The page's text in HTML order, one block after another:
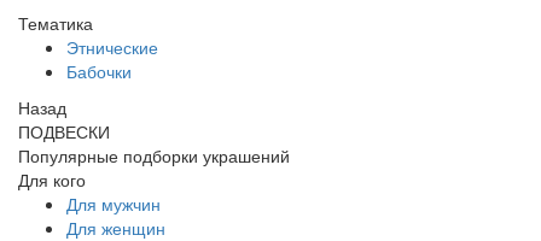
Тематика
Этнические
Бабочки
Назад
ПОДВЕСКИ
Популярные подборки украшений
Для кого
Для мужчин
Для женщин